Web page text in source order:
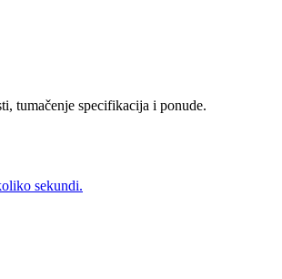
tumačenje specifikacija i ponude.
sekundi.